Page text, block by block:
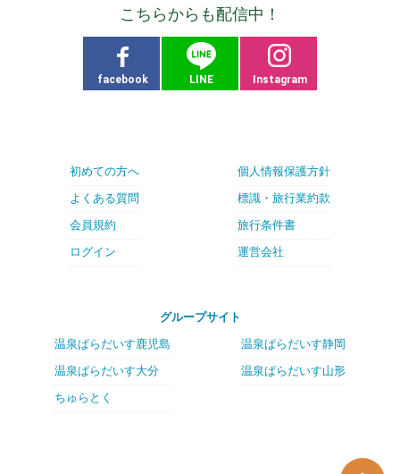
こちらからも配信中！
facebook LINE Instagram
初めての方へ
よくある質問
会員規約
ログイン
個人情報保護方針
標識・旅行業約款
旅行条件書
運営会社
グループサイト
温泉ぱらだいす鹿児島
温泉ぱらだいす大分
ちゅらとく
温泉ぱらだいす静岡
温泉ぱらだいす山形